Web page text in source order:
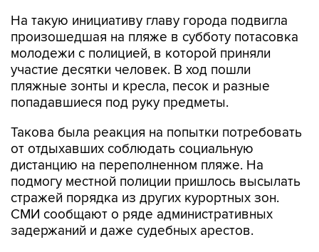
На такую инициативу главу города подвигла
произошедшая на пляже в субботу потасовка
молодежи с полицией, в которой приняли
участие десятки человек. В ход пошли
пляжные зонты и кресла, песок и разные
попадавшиеся под руку предметы.
Такова была реакция на попытки потребовать
от отдыхавших соблюдать социальную
дистанцию на переполненном пляже. На
подмогу местной полиции пришлось высылать
стражей порядка из других курортных зон.
СМИ сообщают о ряде административных
задержаний и даже судебных арестов.